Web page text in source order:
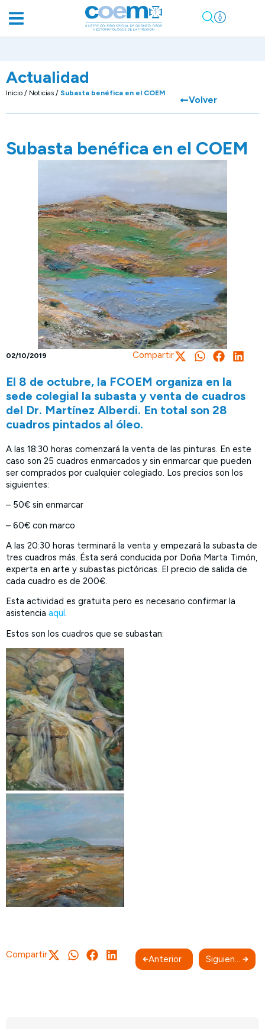
Actualidad
Inicio / Noticias / Subasta benéfica en el COEM
Volver
Subasta benéfica en el COEM
02/10/2019 Compartir
El 8 de octubre, la FCOEM organiza en la
sede colegial la subasta y venta de cuadros
del Dr. Martínez Alberdi. En total son 28
cuadros pintados al óleo.
A las 18:30 horas comenzará la venta de las pinturas. En este
caso son 25 cuadros enmarcados y sin enmarcar que pueden
ser comprados por cualquier colegiado. Los precios son los
siguientes:
– 50€ sin enmarcar
– 60€ con marco
A las 20:30 horas terminará la venta y empezará la subasta de
tres cuadros más. Ésta será conducida por Doña Marta Timón,
experta en arte y subastas pictóricas. El precio de salida de
cada cuadro es de 200€.
Esta actividad es gratuita pero es necesario confirmar la
asistencia aquí.
Estos son los cuadros que se subastan:
Compartir Anterior